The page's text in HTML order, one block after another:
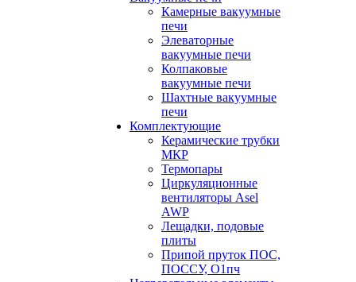
Камерные вакуумные
печи
Элеваторные
вакуумные печи
Колпаковые
вакуумные печи
Шахтные вакуумные
печи
Комплектующие
Керамические трубки
МКР
Термопары
Циркуляционные
вентиляторы Asel
AWP
Лещадки, подовые
плиты
Припой пруток ПОС,
ПОССУ, О1пч